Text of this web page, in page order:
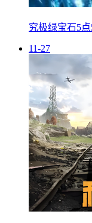
究极绿宝石5
11-27